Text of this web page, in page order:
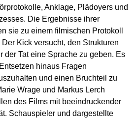
Anklage, Plädoyers und
Die Ergebnisse ihrer
sie zu einem filmischen Protokoll
Kick versucht, den Strukturen
der Tat eine Sprache zu geben. Es
hinaus Fragen
und einen Bruchteil zu
Wrage und Markus Lerch
des Films mit beeindruckender
Schauspieler und dargestellte